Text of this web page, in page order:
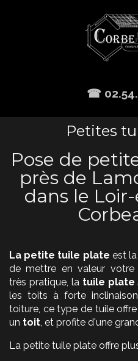
☎
Petites
Pose de
près de
dans le
La petite tuile plate est
de mettre en valeur votre
très pratique, la tuile plate
les toits à forte
toiture, ce type de tuile
un toit, et profite d'une
La petite tuile plate offre